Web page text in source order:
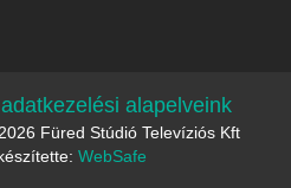
alapelveink
Füred Stúdió Televíziós Kft
WebSafe